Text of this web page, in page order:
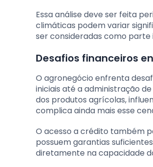
Essa análise deve ser feita
climáticas podem variar
ser consideradas como
Desafios financeiros
O agronegócio enfrenta
iniciais até a administração
dos produtos agrícolas,
complica ainda mais esse
O acesso a crédito também
possuem garantias
diretamente na capacidade